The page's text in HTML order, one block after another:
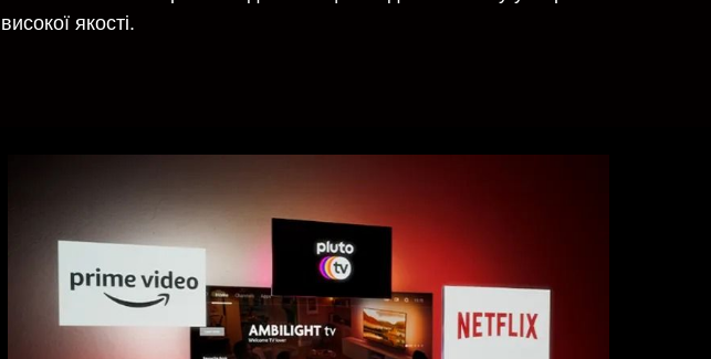
високої якості.